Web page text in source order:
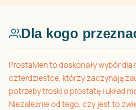
Dla kogo
ProstaMen to doskonały wybór dla
czterdziestce, którzy zaczynają
potrzeby troski o prostatę i układ
Niezależnie od tego, czy jest to